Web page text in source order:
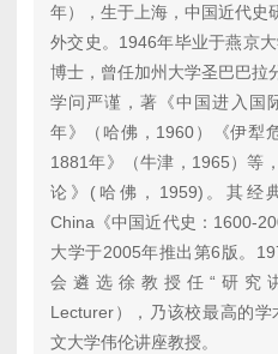
年），生于上海，中国近代史
外交史。1946年毕业于燕京
博士，曾任加州大学圣巴巴拉
学问严谨，著《中国进入国
年》（哈佛，1960）《伊犁
1881年》（牛津，1965）等
论》(哈佛，1959)。其经
China《中国近代史：1600-
大学于2005年推出第6版。
会遴选徐教授任“研究
Lecturer），乃该校最高的
文大学伟伦讲座教授。